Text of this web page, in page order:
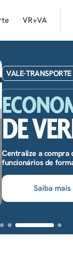
VR+VA
VALE-TRANSPORTE
DE
Centralize a compra
funcionários de
Saiba mais